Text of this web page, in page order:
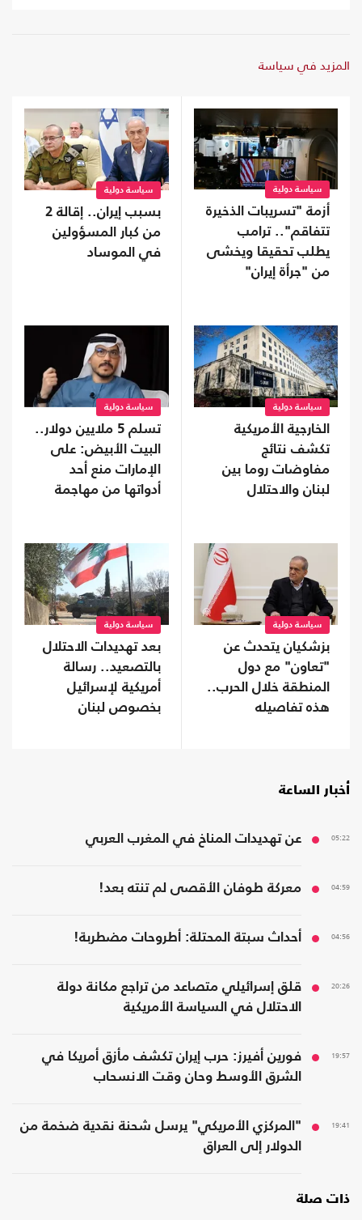
المزيد في سياسة
سياسة دولية
أزمة "تسريبات الذخيرة
تتفاقم".. ترامب
يطلب تحقيقا ويخشى
من "جرأة إيران"
سياسة دولية
بسبب إيران.. إقالة 2
من كبار المسؤولين
في الموساد
سياسة دولية
الخارجية الأمريكية
تكشف نتائج
مفاوضات روما بين
لبنان والاحتلال
سياسة دولية
تسلم 5 ملايين دولار..
البيت الأبيض: على
الإمارات منع أحد
أدواتها من مهاجمة
سياسة دولية
بزشكيان يتحدث عن
"تعاون" مع دول
المنطقة خلال الحرب..
هذه تفاصيله
سياسة دولية
بعد تهديدات الاحتلال
بالتصعيد.. رسالة
أمريكية لإسرائيل
بخصوص لبنان
أخبار الساعة
05:22 عن تهديدات المناخ في المغرب العربي
04:59 معركة طوفان الأقصى لم تنته بعد!
04:56 أحداث سبتة المحتلة: أطروحات مضطربة!
20:26
قلق إسرائيلي متصاعد من تراجع مكانة دولة
الاحتلال في السياسة الأمريكية
19:57
فورين أفيرز: حرب إيران تكشف مأزق أمريكا في
الشرق الأوسط وحان وقت الانسحاب
19:41
"المركزي الأمريكي" يرسل شحنة نقدية ضخمة من
الدولار إلى العراق
ذات صلة